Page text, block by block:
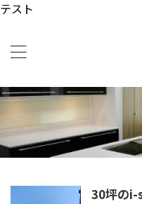
テスト
30坪のi-